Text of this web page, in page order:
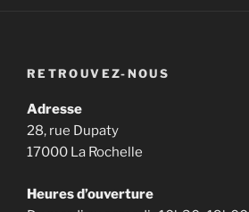
RETROUVEZ-NOUS
Adresse
28, rue Dupaty
17000 La Rochelle
Heures d’ouverture